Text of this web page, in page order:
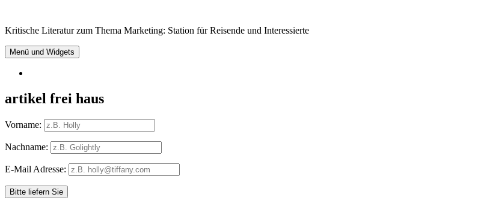
Inhalt
Kritische Literatur zum Thema Marketing: Station für Reisende und Interessierte
Menü und Widgets
artikel frei haus
Vorname:
Nachname:
E-Mail Adresse: